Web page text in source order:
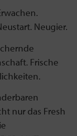
Neugier.
Frische
nur das Fresh